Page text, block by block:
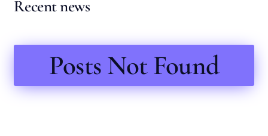
Recent news
Posts Not Found